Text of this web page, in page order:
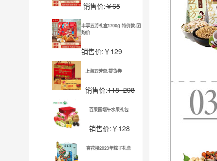
销售价:￥65
丰享五芳礼盒1700g 特价款.团
购价
销售价:￥129
上海五芳斋.提货券
销售价:118~298
百果园端午水果礼包
销售价:￥128
杏花楼2023年粽子礼盒